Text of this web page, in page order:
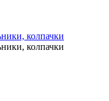
колпачки
колпачки